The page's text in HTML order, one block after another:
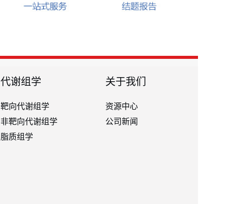
代谢组学
靶向代谢组学
非靶向代谢组学
脂质组学
关于我们
资源中心
公司新闻